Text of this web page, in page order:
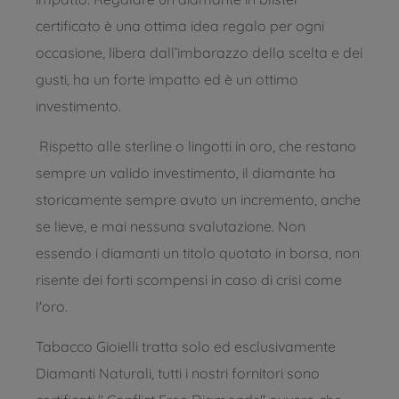
certificato è una ottima idea regalo per ogni
occasione, libera dall’imbarazzo della scelta e dei
gusti, ha un forte impatto ed è un ottimo
investimento.
Rispetto alle sterline o lingotti in oro, che restano
sempre un valido investimento, il diamante ha
storicamente sempre avuto un incremento, anche
se lieve, e mai nessuna svalutazione. Non
essendo i diamanti un titolo quotato in borsa, non
risente dei forti scompensi in caso di crisi come
l'oro.
Tabacco Gioielli tratta solo ed esclusivamente
Diamanti Naturali, tutti i nostri fornitori sono